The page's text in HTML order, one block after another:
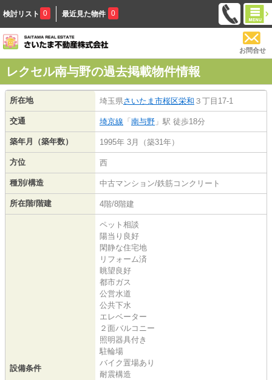
検討リスト 0 最近見た物件 0
お問合せ
レクセル南与野の過去掲載物件情報
所在地 埼玉県さいたま市桜区栄和 ３丁目17-1
交通 埼京線 「 南与野 」駅 徒歩18分
築年月（築年数） 1995年 3月（築31年）
方位 西
種別/構造 中古マンション/鉄筋コンクリート
所在階/階建 4階/8階建
設備条件
ペット相談
陽当り良好
閑静な住宅地
リフォーム済
眺望良好
都市ガス
公営水道
公共下水
エレベーター
２面バルコニー
照明器具付き
駐輪場
バイク置場あり
耐震構造